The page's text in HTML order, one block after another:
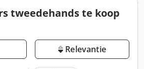
tweedehands te koop
Relevantie